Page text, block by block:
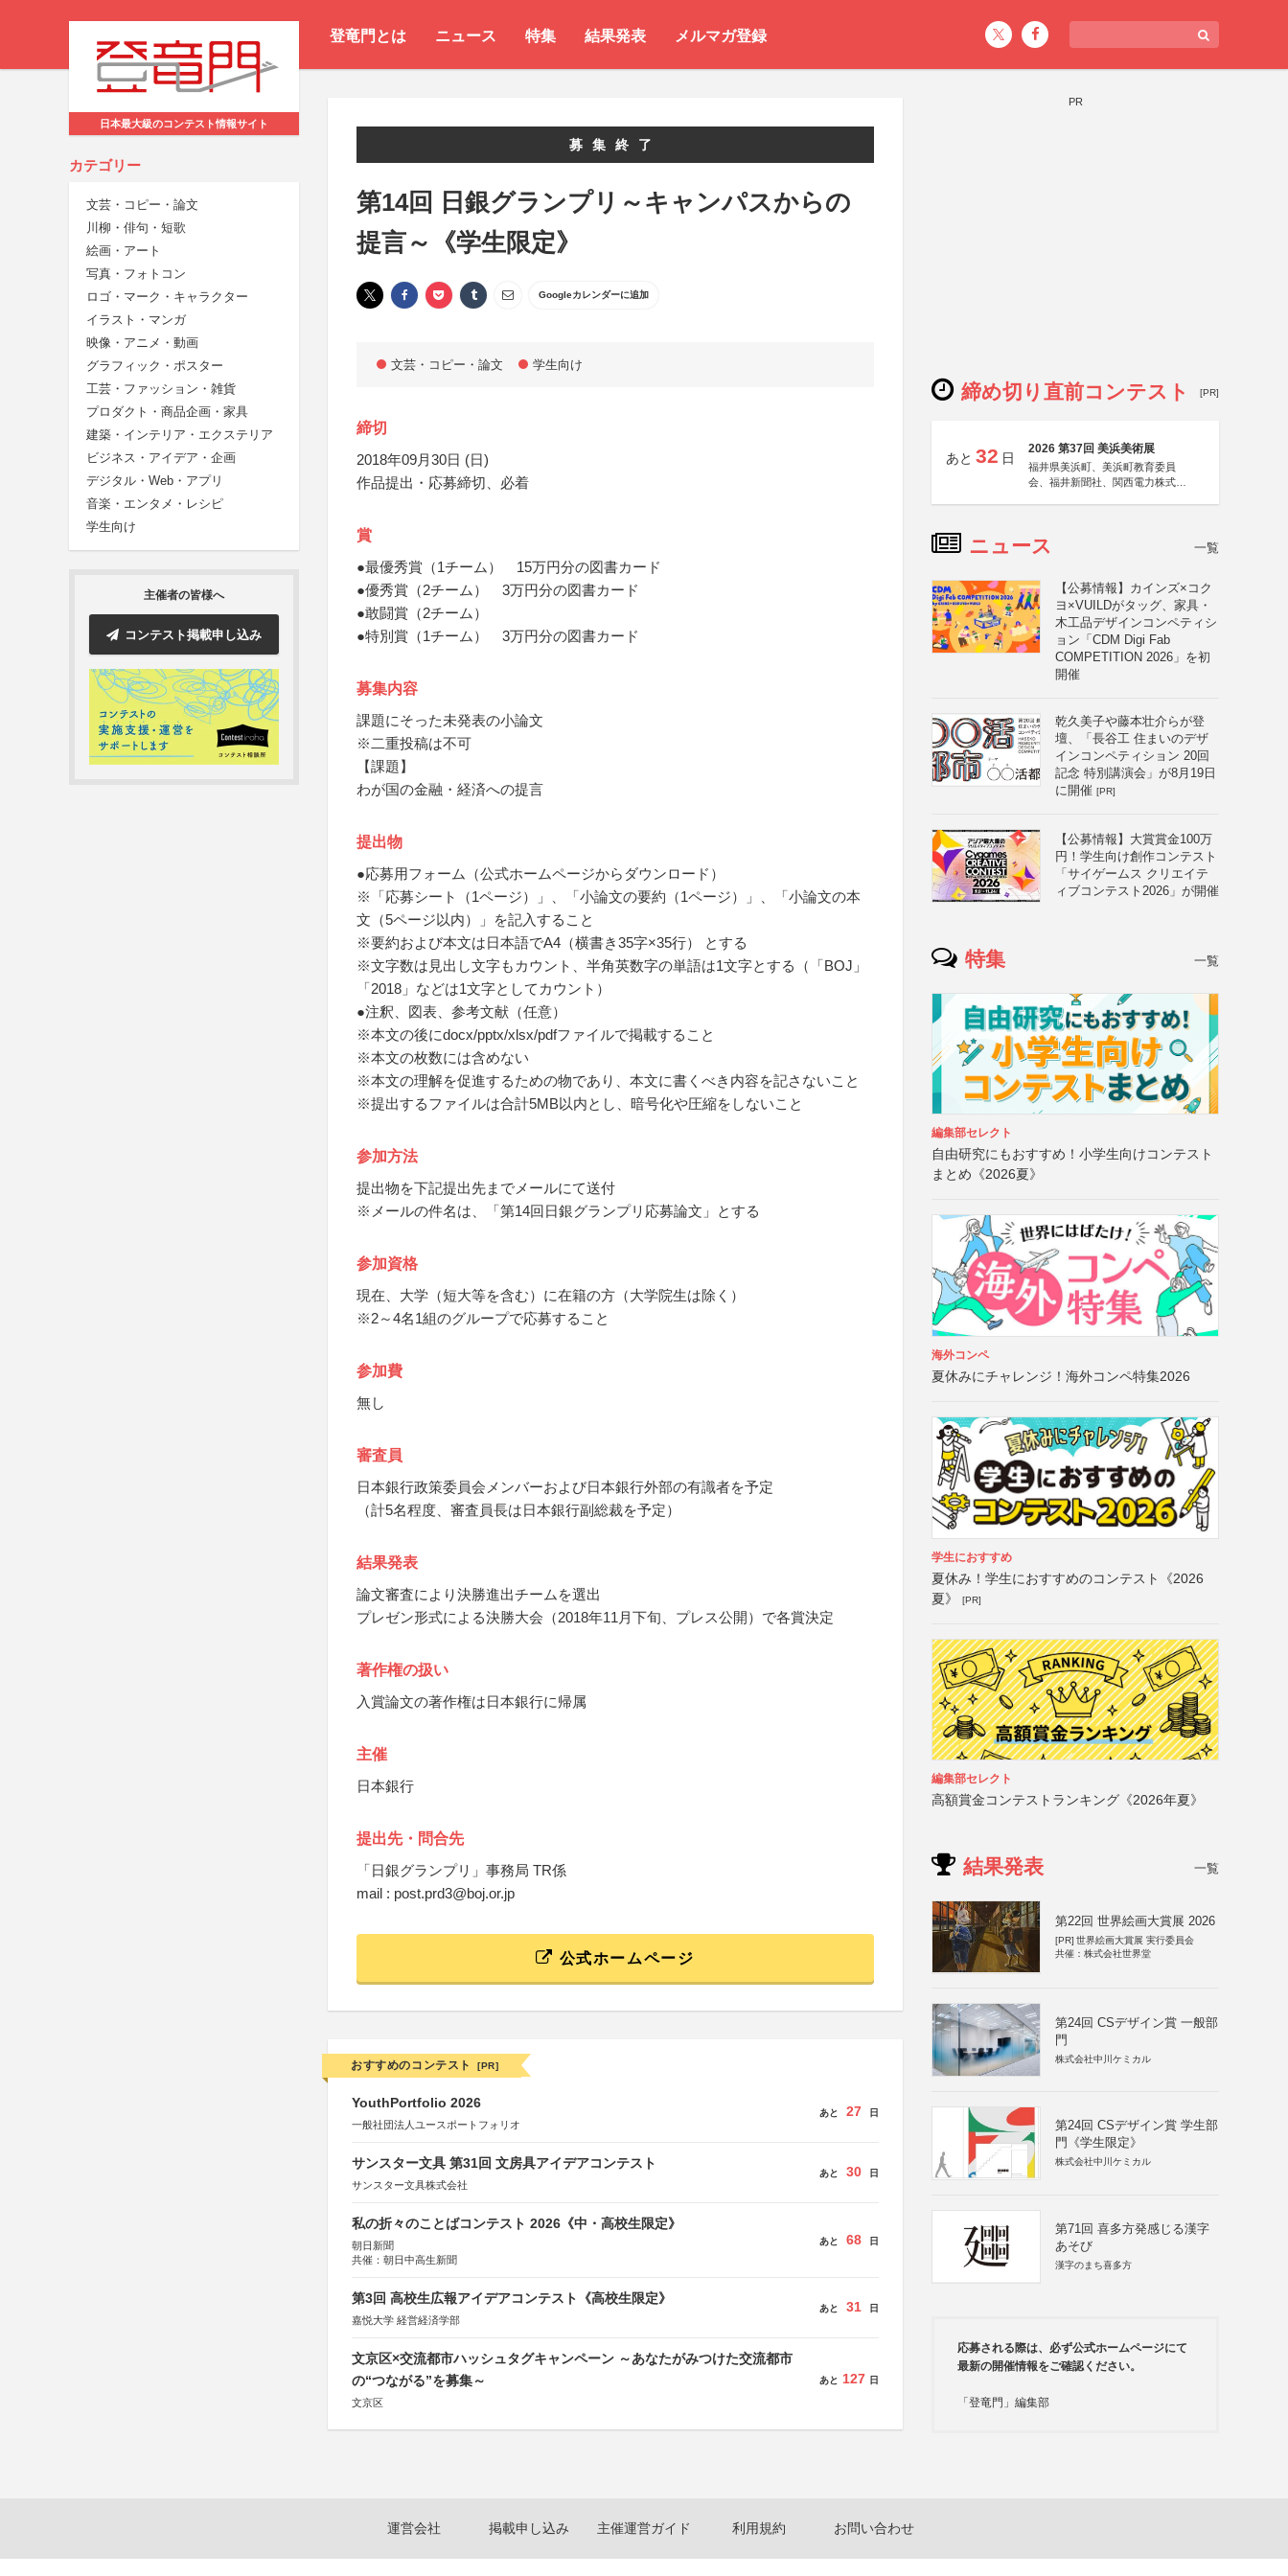
登竜門とは ニュース 特集 結果発表 メルマガ登録
日本最大級のコンテスト情報サイト
カテゴリー
文芸・コピー・論文
川柳・俳句・短歌
絵画・アート
写真・フォトコン
ロゴ・マーク・キャラクター
イラスト・マンガ
映像・アニメ・動画
グラフィック・ポスター
工芸・ファッション・雑貨
プロダクト・商品企画・家具
建築・インテリア・エクステリア
ビジネス・アイデア・企画
デジタル・Web・アプリ
音楽・エンタメ・レシピ
学生向け
主催者の皆様へ
コンテスト掲載申し込み
募集終了
第14回 日銀グランプリ～キャンパスからの
提言～《学生限定》
Googleカレンダーに追加
文芸・コピー・論文 学生向け
締切
2018年09月30日 (日)
作品提出・応募締切、必着
賞
●最優秀賞（1チーム） 15万円分の図書カード
●優秀賞（2チーム） 3万円分の図書カード
●敢闘賞（2チーム）
●特別賞（1チーム） 3万円分の図書カード
募集内容
課題にそった未発表の小論文
※二重投稿は不可
【課題】
わが国の金融・経済への提言
提出物
●応募用フォーム（公式ホームページからダウンロード）
※「応募シート（1ページ）」、「小論文の要約（1ページ）」、「小論文の本
文（5ページ以内）」を記入すること
※要約および本文は日本語でA4（横書き35字×35行） とする
※文字数は見出し文字もカウント、半角英数字の単語は1文字とする（「BOJ」
「2018」などは1文字としてカウント）
●注釈、図表、参考文献（任意）
※本文の後にdocx/pptx/xlsx/pdfファイルで掲載すること
※本文の枚数には含めない
※本文の理解を促進するための物であり、本文に書くべき内容を記さないこと
※提出するファイルは合計5MB以内とし、暗号化や圧縮をしないこと
参加方法
提出物を下記提出先までメールにて送付
※メールの件名は、「第14回日銀グランプリ応募論文」とする
参加資格
現在、大学（短大等を含む）に在籍の方（大学院生は除く）
※2～4名1組のグループで応募すること
参加費
無し
審査員
日本銀行政策委員会メンバーおよび日本銀行外部の有識者を予定
（計5名程度、審査員長は日本銀行副総裁を予定）
結果発表
論文審査により決勝進出チームを選出
プレゼン形式による決勝大会（2018年11月下旬、プレス公開）で各賞決定
著作権の扱い
入賞論文の著作権は日本銀行に帰属
主催
日本銀行
提出先・問合先
「日銀グランプリ」事務局 TR係
mail : post.prd3@boj.or.jp
公式ホームページ
おすすめのコンテスト [PR]
YouthPortfolio 2026
一般社団法人ユースポートフォリオ
あと 27 日
サンスター文具 第31回 文房具アイデアコンテスト
サンスター文具株式会社
あと 30 日
私の折々のことばコンテスト 2026《中・高校生限定》
朝日新聞
共催：朝日中高生新聞
あと 68 日
第3回 高校生広報アイデアコンテスト《高校生限定》
嘉悦大学 経営経済学部
あと 31 日
文京区×交流都市ハッシュタグキャンペーン ～あなたがみつけた交流都市
の“つながる”を募集～
文京区
あと 127 日
PR
締め切り直前コンテスト [PR]
あと 32 日
2026 第37回 美浜美術展
福井県美浜町、美浜町教育委員
会、福井新聞社、関西電力株式会
ニュース 一覧
【公募情報】カインズ×コク
ヨ×VUILDがタッグ、家具・
木工品デザインコンペティシ
ョン「CDM Digi Fab
COMPETITION 2026」を初
開催
乾久美子や藤本壮介らが登
壇、「長谷工 住まいのデザ
インコンペティション 20回
記念 特別講演会」が8月19日
に開催 [PR]
【公募情報】大賞賞金100万
円！学生向け創作コンテスト
「サイゲームス クリエイテ
ィブコンテスト2026」が開催
特集 一覧
編集部セレクト
自由研究にもおすすめ！小学生向けコンテスト
まとめ《2026夏》
海外コンペ
夏休みにチャレンジ！海外コンペ特集2026
学生におすすめ
夏休み！学生におすすめのコンテスト《2026
夏》
[PR]
編集部セレクト
高額賞金コンテストランキング《2026年夏》
結果発表 一覧
第22回 世界絵画大賞展 2026
[PR] 世界絵画大賞展 実行委員会
共催：株式会社世界堂
第24回 CSデザイン賞 一般部
門
株式会社中川ケミカル
第24回 CSデザイン賞 学生部
門《学生限定》
株式会社中川ケミカル
第71回 喜多方発感じる漢字
あそび
漢字のまち喜多方
応募される際は、必ず公式ホームページにて
最新の開催情報をご確認ください。
「登竜門」編集部
運営会社 掲載申し込み 主催運営ガイド 利用規約 お問い合わせ